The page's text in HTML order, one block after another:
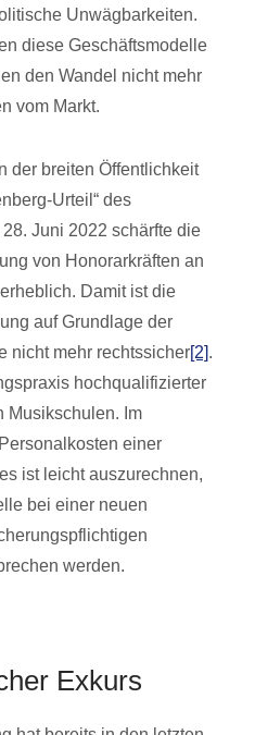
Unwägbarkeiten.
diese Geschäftsmodelle
den Wandel nicht mehr
vom Markt.
der breiten Öffentlichkeit
Urteil“ des
Juni 2022 schärfte die
von Honorarkräften an
Damit ist die
auf Grundlage der
nicht mehr rechtssicher[2].
hochqualifizierter
Musikschulen. Im
einer
ist leicht auszurechnen,
bei einer neuen
werden.
Exkurs